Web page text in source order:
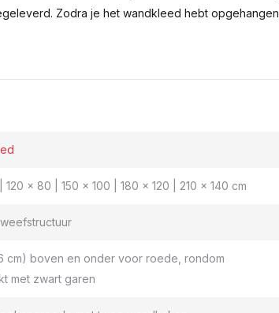
Zodra je het wandkleed hebt opgehangen,
x 80 | 150 x 100 | 180 x 120 | 210 x 140 cm
cm) boven en onder voor roede, rondom
met zwart garen